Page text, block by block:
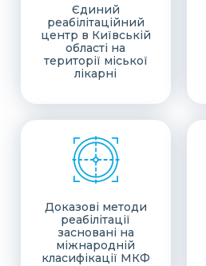
Єдиний
реабілітаційний
центр в Київській
області на
території міської
лікарні
Доказові методи
реабілітації
засновані на
міжнародній
класифікації МКФ